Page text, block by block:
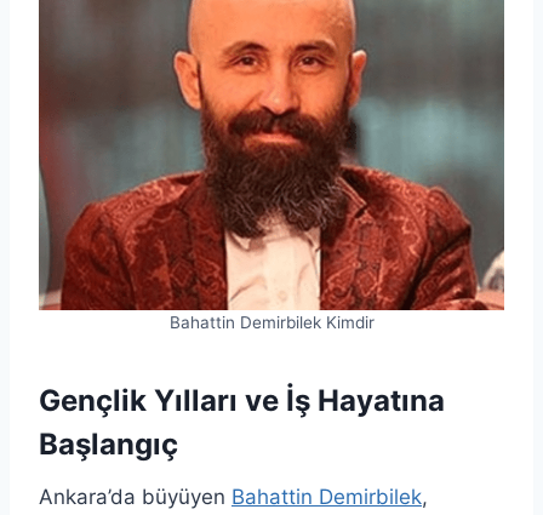
Bahattin Demirbilek Kimdir
Gençlik Yılları ve İş Hayatına
Başlangıç
Ankara’da büyüyen Bahattin Demirbilek,